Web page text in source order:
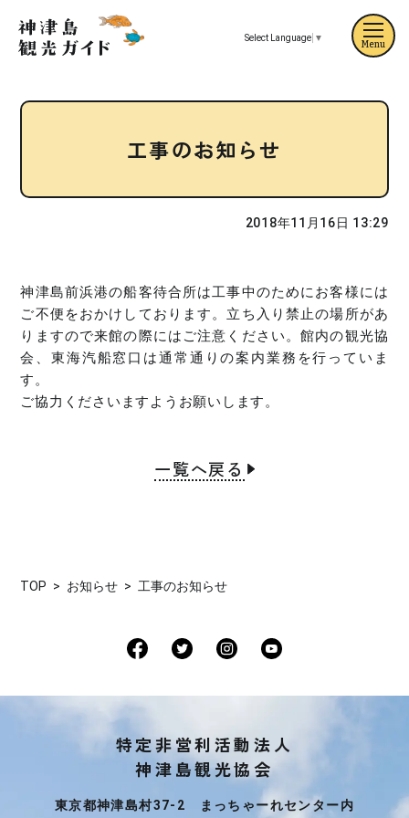
Select Language ▼
工事のお知らせ
2018年11月16日 13:29
神津島前浜港の船客待合所は工事中のためにお客様には
ご不便をおかけしております。立ち入り禁止の場所があ
りますので来館の際にはご注意ください。館内の観光協
会、東海汽船窓口は通常通りの案内業務を行っていま
す。
ご協力くださいますようお願いします。
一覧へ戻る
TOP お知らせ 工事のお知らせ
特定非営利活動法人
神津島観光協会
東京都神津島村37-2 まっちゃーれセンター内
Menu